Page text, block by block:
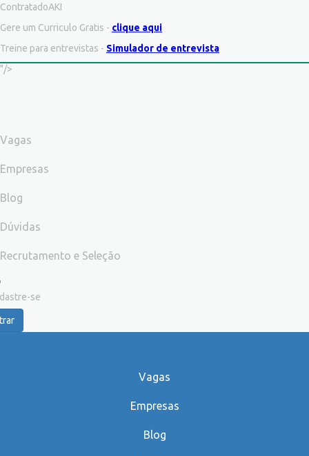
ContratadoAKI
Gere um Curriculo Gratis - clique aqui
Treine para entrevistas - Simulador de entrevista
"/>
Vagas
Empresas
Blog
Dúvidas
Recrutamento e Seleção
se
Vagas
Empresas
Blog